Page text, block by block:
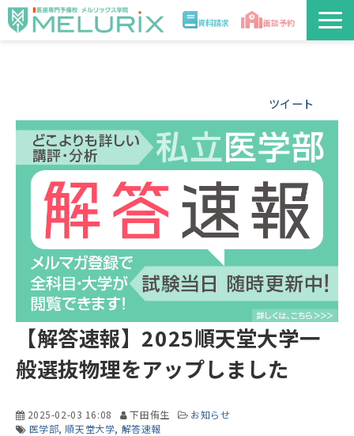
資料請求 面談予約
入学案内
合格実績・合格体験記
医学部解答速報2026
ツイート
【解答速報】2025順天堂大学一
般選抜物理をアップしました
2025-02-03 16:08 下田侑生
お知らせ
医学部 順天堂大学 解答速報